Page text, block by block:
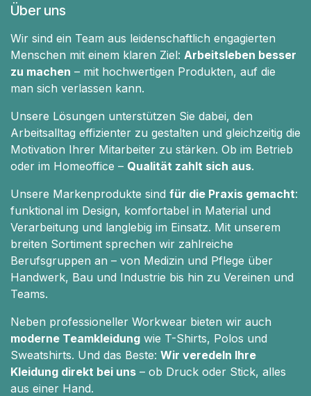
Über uns
Wir sind ein Team aus leidenschaftlich engagierten
Menschen mit einem klaren Ziel: Arbeitsleben besser
zu machen – mit hochwertigen Produkten, auf die
man sich verlassen kann.
Unsere Lösungen unterstützen Sie dabei, den
Arbeitsalltag effizienter zu gestalten und gleichzeitig die
Motivation Ihrer Mitarbeiter zu stärken. Ob im Betrieb
oder im Homeoffice – Qualität zahlt sich aus.
Unsere Markenprodukte sind für die Praxis gemacht:
funktional im Design, komfortabel in Material und
Verarbeitung und langlebig im Einsatz. Mit unserem
breiten Sortiment sprechen wir zahlreiche
Berufsgruppen an – von Medizin und Pflege über
Handwerk, Bau und Industrie bis hin zu Vereinen und
Teams.
Neben professioneller Workwear bieten wir auch
moderne Teamkleidung wie T-Shirts, Polos und
Sweatshirts. Und das Beste: Wir veredeln Ihre
Kleidung direkt bei uns – ob Druck oder Stick, alles
aus einer Hand.